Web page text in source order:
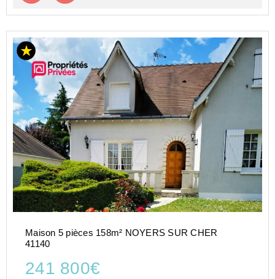
Maison 5 pièces 158m² NOYERS SUR CHER
41140
241 800€